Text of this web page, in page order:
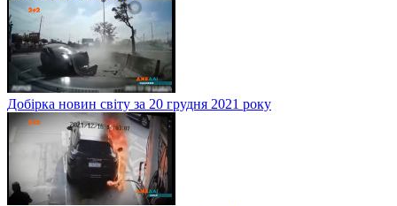
Добірка новин світу за 20 грудня 2021 року